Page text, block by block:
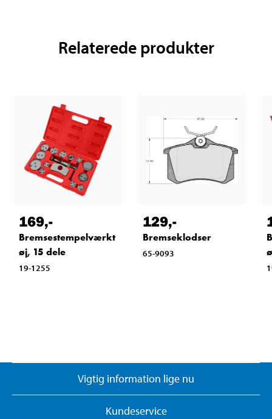
Relaterede produkter
169,-
Bremsestempelværkt
øj, 15 dele
19-1255
129,-
Bremseklodser
65-9093
Vigtig information lige nu
Kundeservice